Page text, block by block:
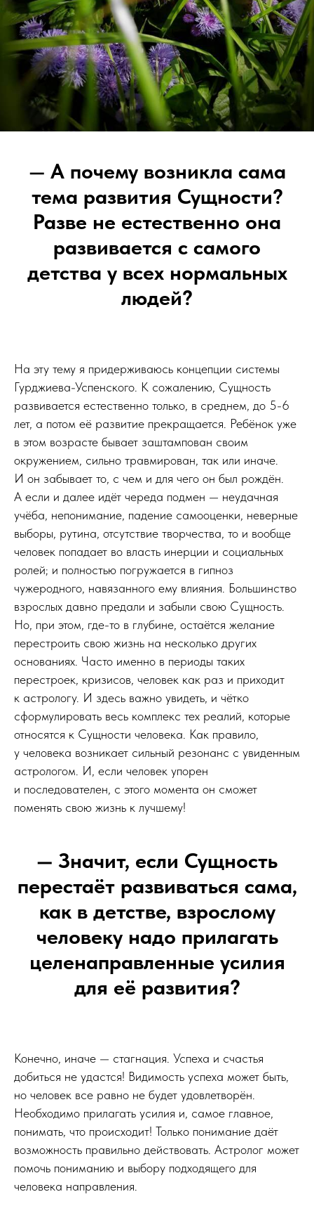
— А почему возникла сама
тема развития Сущности?
Разве не естественно она
развивается с самого
детства у всех нормальных
людей?
На эту тему я придерживаюсь концепции системы
Гурджиева-Успенского. К сожалению, Сущность
развивается естественно только, в среднем, до 5-6
лет, а потом её развитие прекращается. Ребёнок уже
в этом возрасте бывает заштампован своим
окружением, сильно травмирован, так или иначе.
И он забывает то, с чем и для чего он был рождён.
А если и далее идёт череда подмен — неудачная
учёба, непонимание, падение самооценки, неверные
выборы, рутина, отсутствие творчества, то и вообще
человек попадает во власть инерции и социальных
ролей; и полностью погружается в гипноз
чужеродного, навязанного ему влияния. Большинство
взрослых давно предали и забыли свою Сущность.
Но, при этом, где-то в глубине, остаётся желание
перестроить свою жизнь на несколько других
основаниях. Часто именно в периоды таких
перестроек, кризисов, человек как раз и приходит
к астрологу. И здесь важно увидеть, и чётко
сформулировать весь комплекс тех реалий, которые
относятся к Сущности человека. Как правило,
у человека возникает сильный резонанс с увиденным
астрологом. И, если человек упорен
и последователен, с этого момента он сможет
поменять свою жизнь к лучшему!
— Значит, если Сущность
перестаёт развиваться сама,
как в детстве, взрослому
человеку надо прилагать
целенаправленные усилия
для её развития?
Конечно, иначе — стагнация. Успеха и счастья
добиться не удастся! Видимость успеха может быть,
но человек все равно не будет удовлетворён.
Необходимо прилагать усилия и, самое главное,
понимать, что происходит! Только понимание даёт
возможность правильно действовать. Астролог может
помочь пониманию и выбору подходящего для
человека направления.